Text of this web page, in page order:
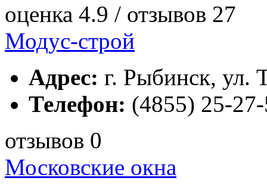
оценка 4.9 / отзывов 27
Модус-строй
Адрес: г. Рыбинск, ул.
Телефон: (4855) 25-
отзывов 0
Московские окна